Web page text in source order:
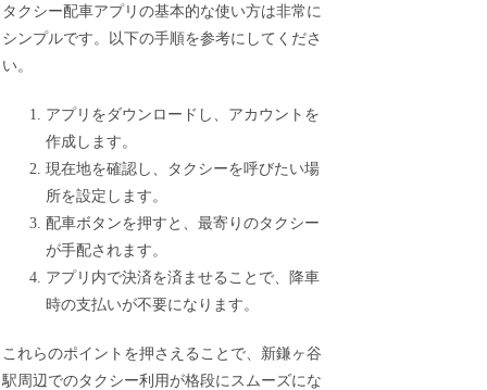
タクシー配車アプリの基本的な使い方は非常に
シンプルです。以下の手順を参考にしてくださ
い。
アプリをダウンロードし、アカウントを
作成します。
現在地を確認し、タクシーを呼びたい場
所を設定します。
配車ボタンを押すと、最寄りのタクシー
が手配されます。
アプリ内で決済を済ませることで、降車
時の支払いが不要になります。
これらのポイントを押さえることで、新鎌ヶ谷
駅周辺でのタクシー利用が格段にスムーズにな